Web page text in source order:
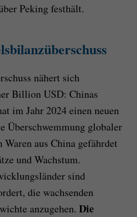
Peking festhält.
nähert sich
Billion USD: Chinas
im Jahr 2024 einen neuen
Überschwemmung globaler
aus China gefährdet
und Wachstum.
sind
die wachsenden
anzugehen. Die